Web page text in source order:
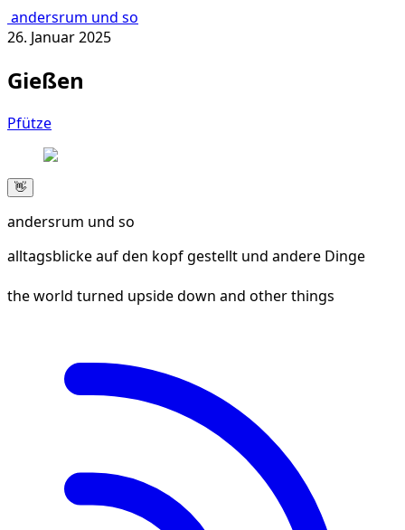
andersrum und so
26. Januar 2025
Gießen
Pfütze
👋
andersrum und so
alltagsblicke auf den kopf gestellt und andere Dinge
the world turned upside down and other things